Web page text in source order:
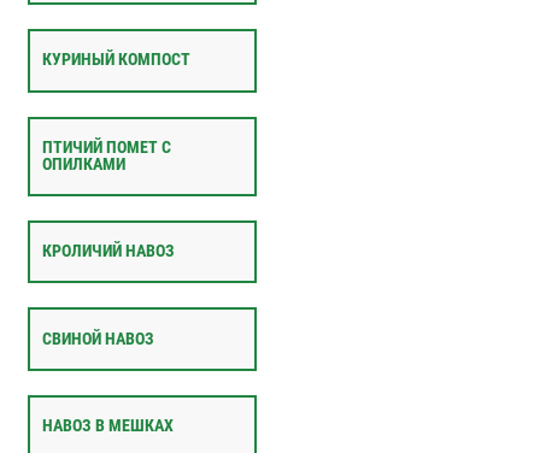
КУРИНЫЙ КОМПОСТ
ПТИЧИЙ ПОМЕТ С
ОПИЛКАМИ
КРОЛИЧИЙ НАВОЗ
СВИНОЙ НАВОЗ
НАВОЗ В МЕШКАХ